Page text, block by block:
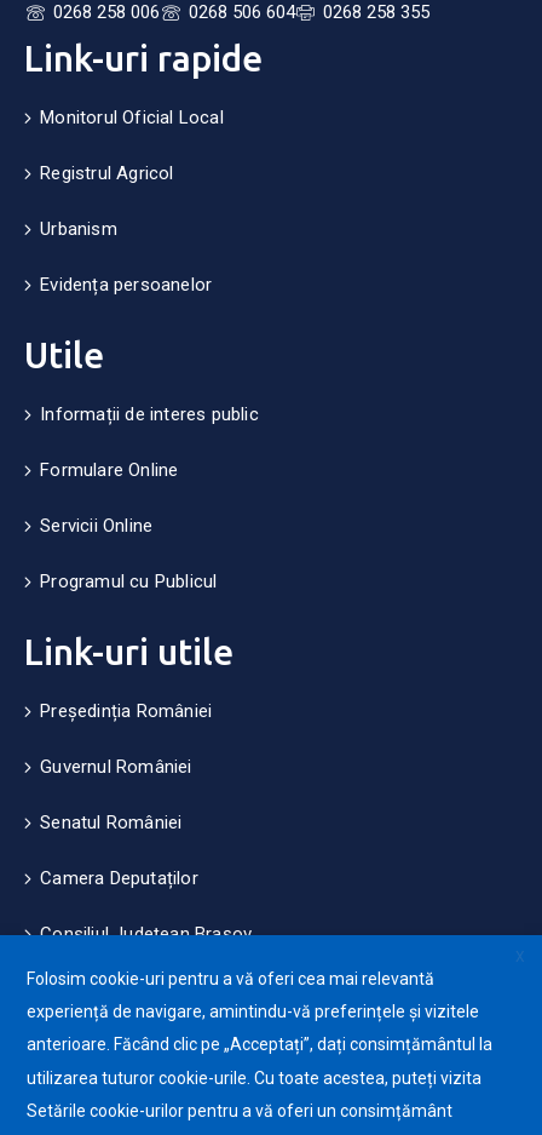
0268 258 006
0268 506 604 0268 258 355
Link-uri rapide
Monitorul Oficial Local
Registrul Agricol
Urbanism
Evidența persoanelor
Utile
Informații de interes public
Formulare Online
Servicii Online
Programul cu Publicul
Link-uri utile
Președinția României
Guvernul României
Senatul României
Camera Deputaților
Consiliul Județean Brașov
Măsuri de mediu și climă
Protecția datelor cu caracter personale (GDPR)
Politica de utilizare a Cookie-urilor
X
Folosim cookie-uri pentru a vă oferi cea mai relevantă
experiență de navigare, amintindu-vă preferințele și vizitele
anterioare. Făcând clic pe „Acceptați”, dați consimțământul la
utilizarea tuturor cookie-urile. Cu toate acestea, puteți vizita
Setările cookie-urilor pentru a vă oferi un consimțământ